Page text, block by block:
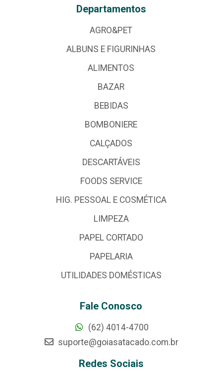
Departamentos
AGRO&PET
ALBUNS E FIGURINHAS
ALIMENTOS
BAZAR
BEBIDAS
BOMBONIERE
CALÇADOS
DESCARTÁVEIS
FOODS SERVICE
HIG. PESSOAL E COSMÉTICA
LIMPEZA
PAPEL CORTADO
PAPELARIA
UTILIDADES DOMÉSTICAS
Fale Conosco
(62) 4014-4700
suporte@goiasatacado.com.br
Redes Sociais